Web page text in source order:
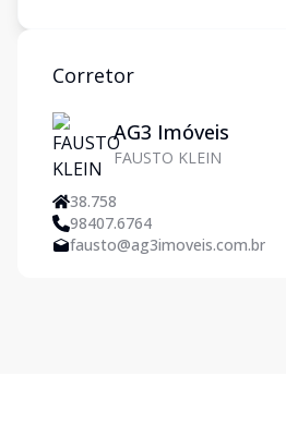
Corretor
AG3 Imóveis
FAUSTO KLEIN
38.758
98407.6764
fausto@ag3imoveis.com.br